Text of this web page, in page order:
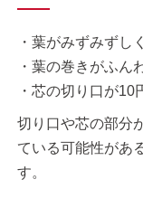
・葉がみずみずし
・葉の巻きがふん
・芯の切り口が
切り口や芯の部分
ている可能性があ
す。